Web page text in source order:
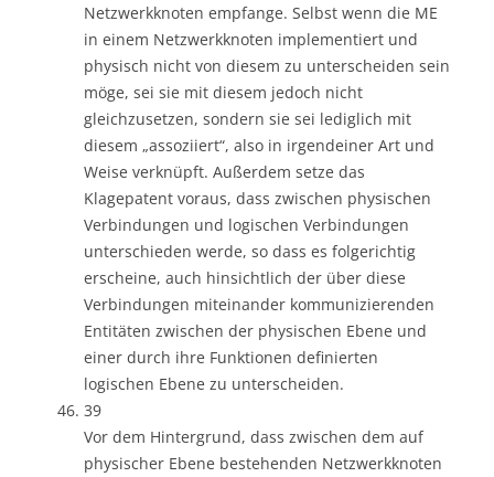
Netzwerkknoten empfange. Selbst wenn die ME
in einem Netzwerkknoten implementiert und
physisch nicht von diesem zu unterscheiden sein
möge, sei sie mit diesem jedoch nicht
gleichzusetzen, sondern sie sei lediglich mit
diesem „assoziiert“, also in irgendeiner Art und
Weise verknüpft. Außerdem setze das
Klagepatent voraus, dass zwischen physischen
Verbindungen und logischen Verbindungen
unterschieden werde, so dass es folgerichtig
erscheine, auch hinsichtlich der über diese
Verbindungen miteinander kommunizierenden
Entitäten zwischen der physischen Ebene und
einer durch ihre Funktionen definierten
logischen Ebene zu unterscheiden.
39
Vor dem Hintergrund, dass zwischen dem auf
physischer Ebene bestehenden Netzwerkknoten